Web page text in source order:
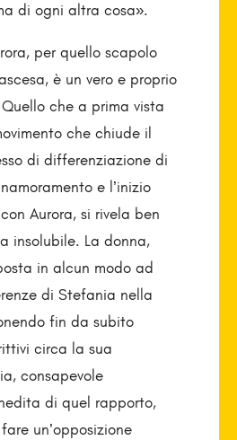
di ogni altra cosa».
per quello scapolo
è un vero e proprio
che a prima vista
che chiude il
di differenziazione di
e l’inizio
Aurora, si rivela ben
insolubile. La donna,
in alcun modo ad
di Stefania nella
fin da subito
circa la sua
consapevole
di quel rapporto,
un’opposizione